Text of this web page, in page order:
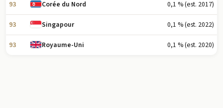
93 Corée du Nord 0,1 % (est. 2017)
93 Singapour 0,1 % (est. 2022)
93 Royaume-Uni 0,1 % (est. 2020)